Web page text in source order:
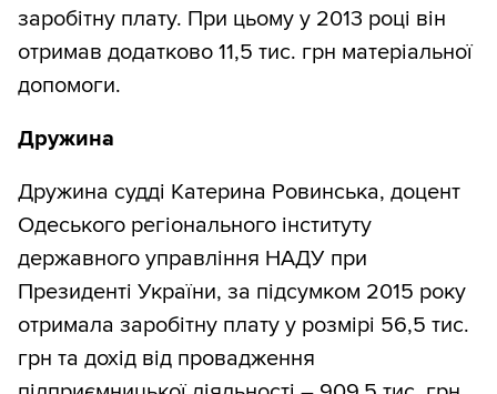
заробітну плату. При цьому у 2013 році він
отримав додатково 11,5 тис. грн матеріальної
допомоги.
Дружина
Дружина судді Катерина Ровинська, доцент
Одеського регіонального інституту
державного управління НАДУ при
Президенті України, за підсумком 2015 року
отримала заробітну плату у розмірі 56,5 тис.
грн та дохід від провадження